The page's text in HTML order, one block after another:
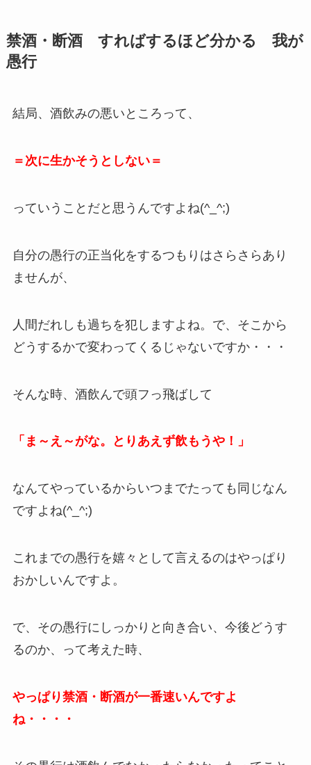
禁酒・断酒 すればするほど分かる 我が
愚行
結局、酒飲みの悪いところって、
＝次に生かそうとしない＝
っていうことだと思うんですよね(^_^;)
自分の愚行の正当化をするつもりはさらさらあり
ませんが、
人間だれしも過ちを犯しますよね。で、そこから
どうするかで変わってくるじゃないですか・・・
そんな時、酒飲んで頭フっ飛ばして
「ま～え～がな。とりあえず飲もうや！」
なんてやっているからいつまでたっても同じなん
ですよね(^_^;)
これまでの愚行を嬉々として言えるのはやっぱり
おかしいんですよ。
で、その愚行にしっかりと向き合い、今後どうす
るのか、って考えた時、
やっぱり禁酒・断酒が一番速いんですよ
ね・・・・